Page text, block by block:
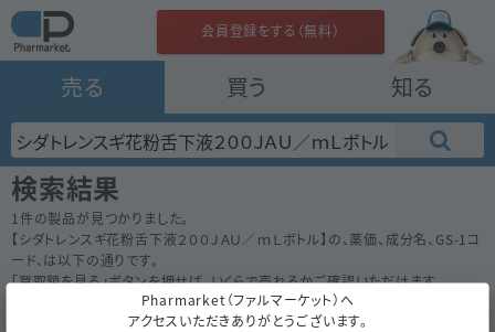
売る 買う 知る
会員登録をする（無料）
検索結果
1件の製品が見つかりました。
【シダトレンスギ花粉舌下液２００ＪＡＵ／ｍＬボトル】の、薬価、成分名、GS-1コ
ード、は以下の通りです。
「買取額を見る」ボタンを押せば、いくらで売れるかご確認いただけます。
200件
Pharmarket（ファルマーケット）へ
アクセスいただきありがとうございます。